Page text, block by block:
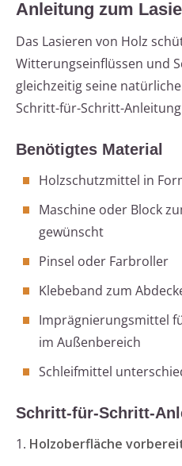
Anleitung zum
Das Lasieren von Holz
Witterungseinflüssen und
gleichzeitig seine
Schritt-für-Schritt-
Benötigtes Material
Holzschutzmittel in
Maschine oder Block
gewünscht
Pinsel oder Farbroller
Klebeband zum
Imprägnierungsmittel
im Außenbereich
Schleifmittel
Schritt-für-Schritt-
1. Holzoberfläche